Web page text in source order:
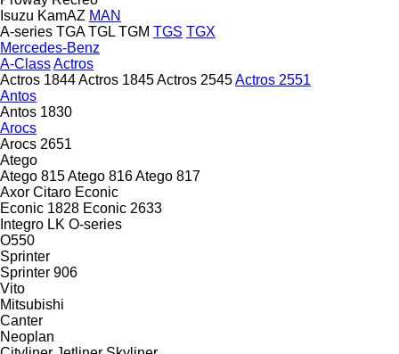
Isuzu KamAZ MAN
A-series TGA TGL TGM TGS TGX
Mercedes-Benz
A-ClassActros
Actros 1844Actros 1845Actros 2545Actros 2551
Antos
Antos 1830
Arocs
Arocs 2651
Atego
Atego 815Atego 816Atego 817
Axor Citaro Econic
Econic 1828 Econic 2633
Integro LK O-series
O550
Sprinter
Sprinter 906
Vito
Mitsubishi
Canter
Neoplan